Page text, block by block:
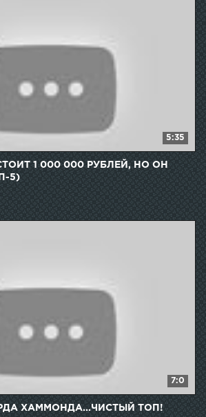
5:35
1 000 000 РУБЛЕЙ, НО ОН
5)
7:0
ХАММОНДА...ЧИСТЫЙ ТОП!